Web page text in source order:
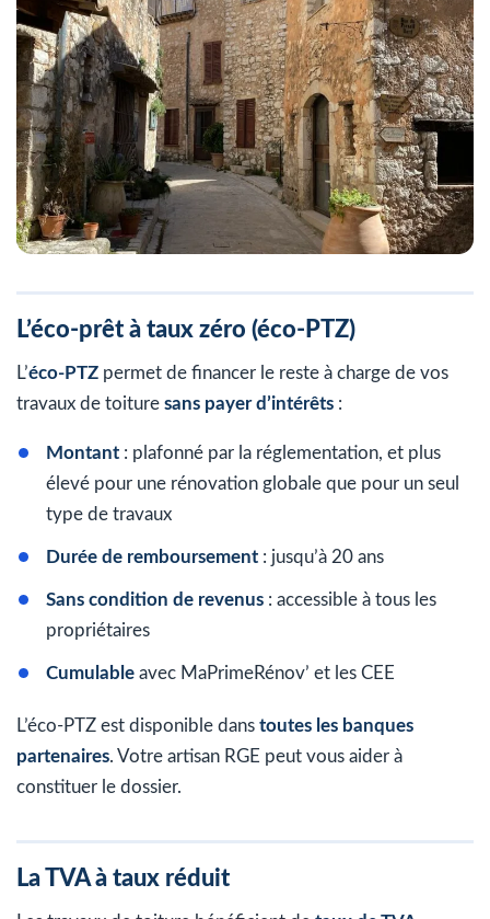
L’éco-prêt à taux zéro (éco-PTZ)
L’éco-PTZ permet de financer le reste à charge de vos
travaux de toiture sans payer d’intérêts :
Montant : plafonné par la réglementation, et plus
élevé pour une rénovation globale que pour un seul
type de travaux
Durée de remboursement : jusqu’à 20 ans
Sans condition de revenus : accessible à tous les
propriétaires
Cumulable avec MaPrimeRénov’ et les CEE
L’éco-PTZ est disponible dans toutes les banques
partenaires. Votre artisan RGE peut vous aider à
constituer le dossier.
La TVA à taux réduit